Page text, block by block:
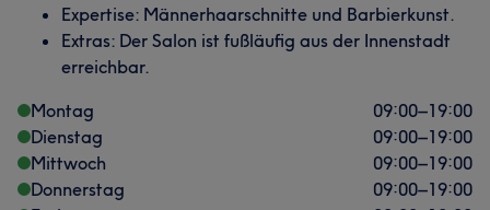
Expertise: Männerhaarschnitte und Barbierkunst.
Extras: Der Salon ist fußläufig aus der Innenstadt
erreichbar.
Montag
09:00–19:00
Dienstag
09:00–19:00
Mittwoch
09:00–19:00
Donnerstag
09:00–19:00